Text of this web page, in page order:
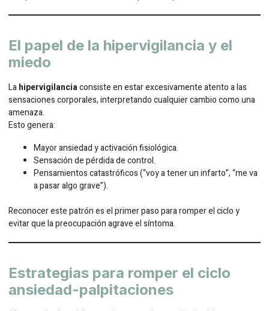
El papel de la hipervigilancia y el
miedo
Lahipervigilanciaconsiste en estar excesivamente atento a las
sensaciones corporales, interpretando cualquier cambio como una
amenaza.
Esto genera:
Mayor ansiedad y activación fisiológica.
Sensación de pérdida de control.
Pensamientos catastróficos (“voy a tener un infarto”, “me va
a pasar algo grave”).
Reconocer este patrón es el primer paso para romper el ciclo y
evitar que la preocupación agrave el síntoma.
Estrategias para romper el ciclo
ansiedad-palpitaciones